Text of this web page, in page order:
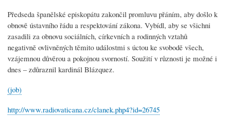
Předseda španělské episkopátu zakončil promluvu přáním, aby došlo k
obnově ústavního řádu a respektování zákona. Vybídl, aby se všichni
zasadili za obnovu sociálních, církevních a rodinných vztahů
negativně ovlivněných těmito událostmi s úctou ke svobodě všech,
vzájemnou důvěrou a pokojnou svorností. Soužití v různosti je možné i
dnes – zdůraznil kardinál Blázquez.
(job)
http://www.radiovaticana.cz/clanek.php4?id=26745